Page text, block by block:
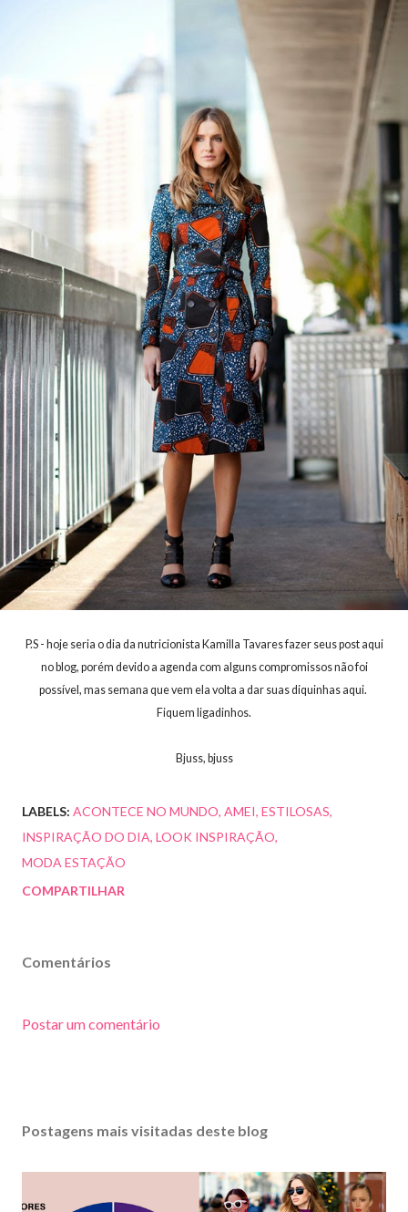
P.S - hoje seria o dia da nutricionista Kamilla Tavares fazer seus post aqui
no blog, porém devido a agenda com alguns compromissos não foi
possível, mas semana que vem ela volta a dar suas diquinhas aqui.
Fiquem ligadinhos.
Bjuss, bjuss
LABELS: ACONTECE NO MUNDO AMEI ESTILOSAS
INSPIRAÇÃO DO DIA LOOK INSPIRAÇÃO
MODA ESTAÇÃO
COMPARTILHAR
Comentários
Postar um comentário
Postagens mais visitadas deste blog